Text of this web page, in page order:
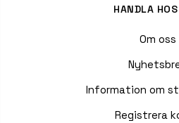
HANDLA
Om oss
Information om
Registrera